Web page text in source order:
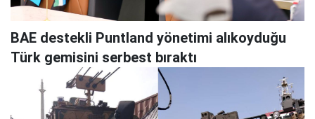
BAE destekli Puntland yönetimi alıkoyduğu
Türk gemisini serbest bıraktı